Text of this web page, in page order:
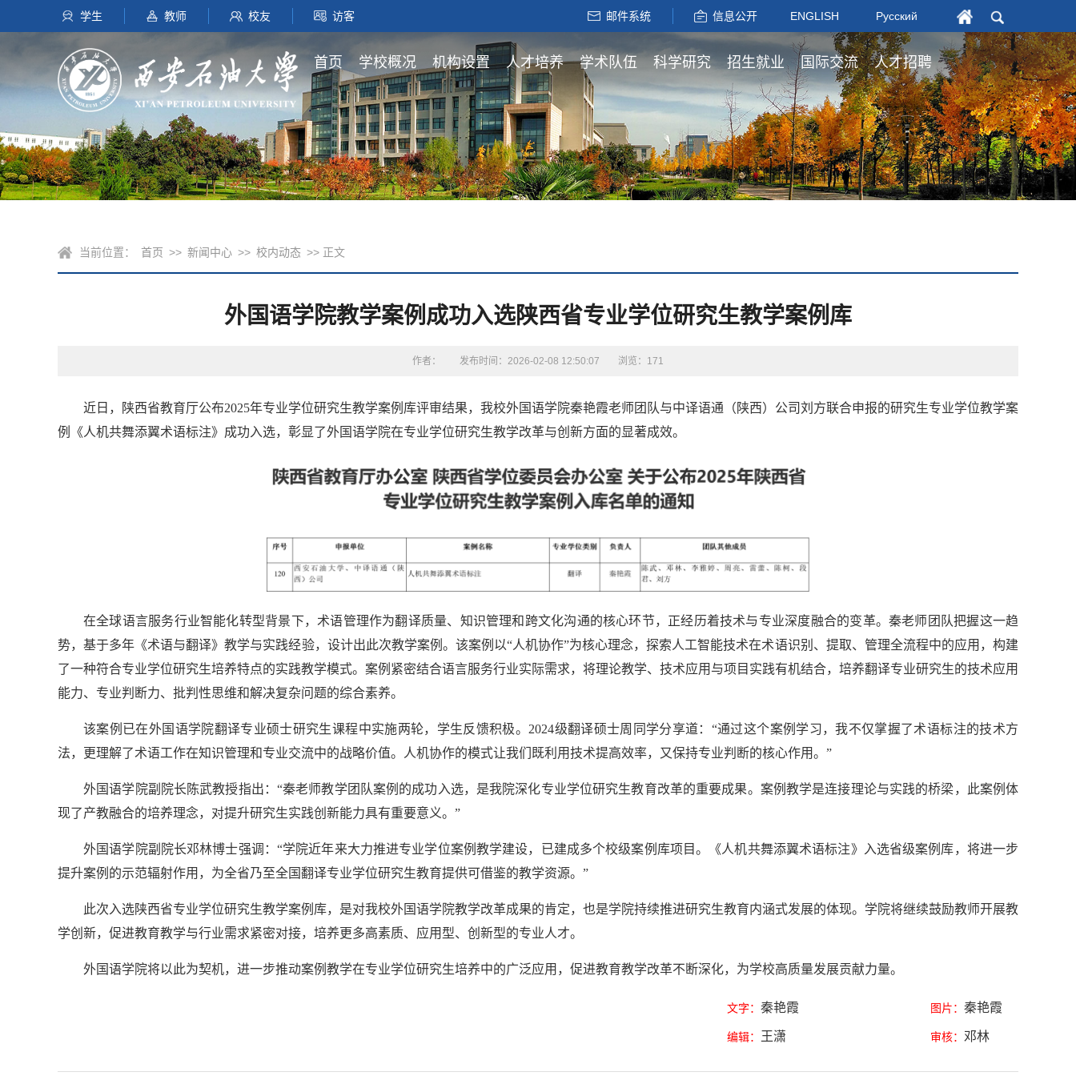
学生 教师 校友 访客 邮件系统 信息公开 ENGLISH Русский
首页 学校概况 机构设置 人才培养 学术队伍 科学研究 招生就业 国际交流 人才招聘
当前位置： 首页 >> 新闻中心 >> 校内动态 >> 正文
外国语学院教学案例成功入选陕西省专业学位研究生教学案例库
作者： 发布时间：2026-02-08 12:50:07 浏览： 171
近日，陕西省教育厅公布2025年专业学位研究生教学案例库评审结果，我校外国语学院秦艳霞老师团队与中译语通（陕西）公司刘方联合申报的研究生专业学位教学案
例《人机共舞添翼术语标注》成功入选，彰显了外国语学院在专业学位研究生教学改革与创新方面的显著成效。
在全球语言服务行业智能化转型背景下，术语管理作为翻译质量、知识管理和跨文化沟通的核心环节，正经历着技术与专业深度融合的变革。秦老师团队把握这一趋
势，基于多年《术语与翻译》教学与实践经验，设计出此次教学案例。该案例以“人机协作”为核心理念，探索人工智能技术在术语识别、提取、管理全流程中的应用，构建
了一种符合专业学位研究生培养特点的实践教学模式。案例紧密结合语言服务行业实际需求，将理论教学、技术应用与项目实践有机结合，培养翻译专业研究生的技术应用
能力、专业判断力、批判性思维和解决复杂问题的综合素养。
该案例已在外国语学院翻译专业硕士研究生课程中实施两轮，学生反馈积极。2024级翻译硕士周同学分享道：“通过这个案例学习，我不仅掌握了术语标注的技术方
法，更理解了术语工作在知识管理和专业交流中的战略价值。人机协作的模式让我们既利用技术提高效率，又保持专业判断的核心作用。”
外国语学院副院长陈武教授指出：“秦老师教学团队案例的成功入选，是我院深化专业学位研究生教育改革的重要成果。案例教学是连接理论与实践的桥梁，此案例体
现了产教融合的培养理念，对提升研究生实践创新能力具有重要意义。”
外国语学院副院长邓林博士强调：“学院近年来大力推进专业学位案例教学建设，已建成多个校级案例库项目。《人机共舞添翼术语标注》入选省级案例库，将进一步
提升案例的示范辐射作用，为全省乃至全国翻译专业学位研究生教育提供可借鉴的教学资源。”
此次入选陕西省专业学位研究生教学案例库，是对我校外国语学院教学改革成果的肯定，也是学院持续推进研究生教育内涵式发展的体现。学院将继续鼓励教师开展教
学创新，促进教育教学与行业需求紧密对接，培养更多高素质、应用型、创新型的专业人才。
外国语学院将以此为契机，进一步推动案例教学在专业学位研究生培养中的广泛应用，促进教育教学改革不断深化，为学校高质量发展贡献力量。
文字： 秦艳霞 图片： 秦艳霞
编辑： 王潇 审核： 邓林